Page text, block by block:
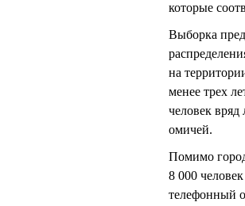
которые
Выборка
на
менее трех
человек
омичей.
Помимо
8 000
телефонный